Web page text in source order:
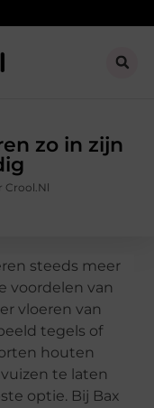
zo in zijn
Crool.nl
steeds meer
voordelen van
vloeren van
tegels of
houten
te laten
optie. Bij Bax